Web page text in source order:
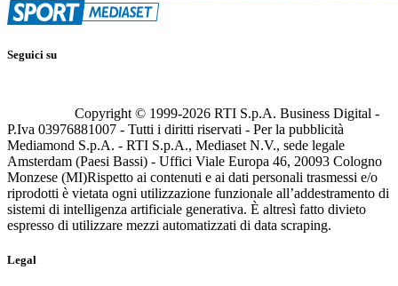
Seguici su
Copyright © 1999-2026 RTI S.p.A. Business Digital -
P.Iva 03976881007 - Tutti i diritti riservati - Per la pubblicità
Mediamond S.p.A. - RTI S.p.A., Mediaset N.V., sede legale
Amsterdam (Paesi Bassi) - Uffici Viale Europa 46, 20093 Cologno
Monzese (MI)Rispetto ai contenuti e ai dati personali trasmessi e/o
riprodotti è vietata ogni utilizzazione funzionale all’addestramento di
sistemi di intelligenza artificiale generativa. È altresì fatto divieto
espresso di utilizzare mezzi automatizzati di data scraping.
Legal